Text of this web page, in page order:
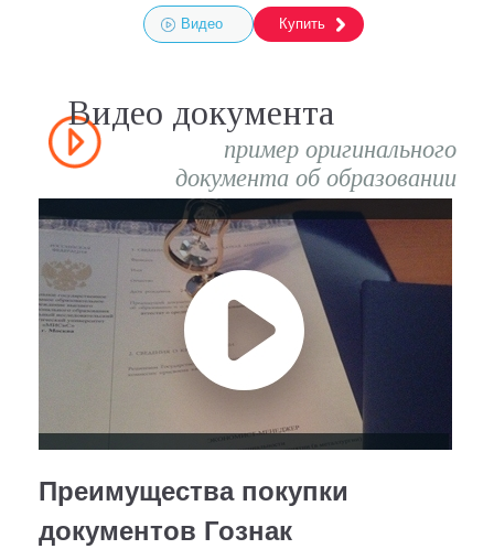
Видео Купить
Видео документа
пример оригинального
документа об образовании
Преимущества покупки
документов Гознак